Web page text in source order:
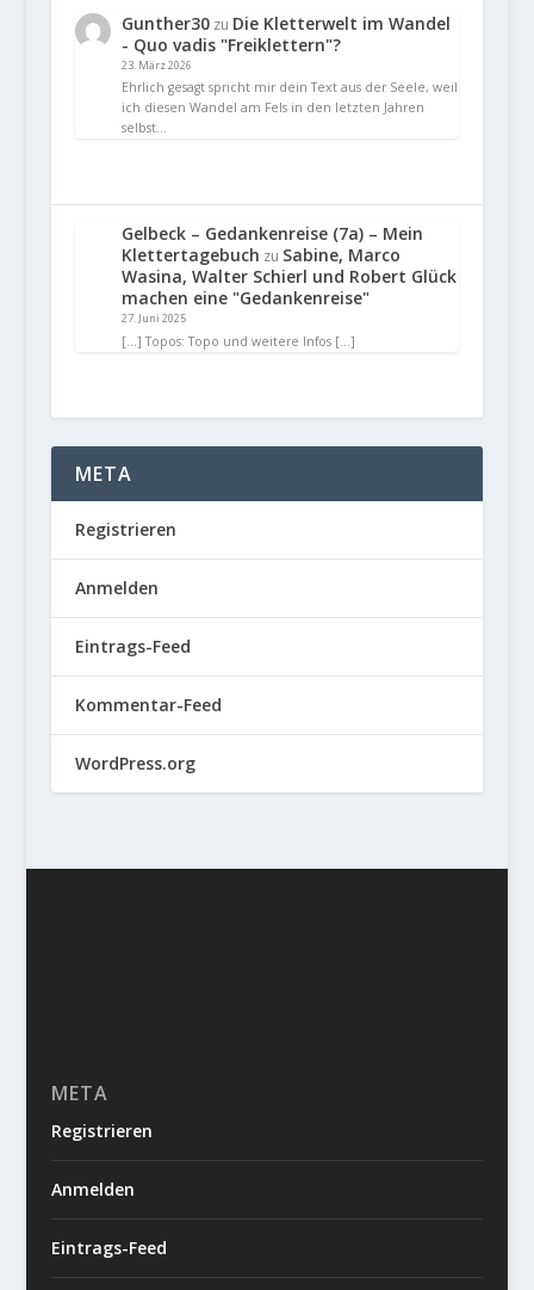
Gunther30zu Die Kletterwelt im Wandel
- Quo vadis "Freiklettern"?
23. März 2026
Ehrlich gesagt spricht mir dein Text aus der Seele, weil
ich diesen Wandel am Fels in den letzten Jahren
selbst…
Gelbeck – Gedankenreise (7a) – Mein
Klettertagebuch zu Sabine, Marco
Wasina, Walter Schierl und Robert Glück
machen eine "Gedankenreise"
27. Juni 2025
[…] Topos: Topo und weitere Infos […]
META
Registrieren
Anmelden
Eintrags-Feed
Kommentar-Feed
WordPress.org
META
Registrieren
Anmelden
Eintrags-Feed